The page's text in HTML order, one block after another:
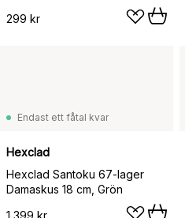
299 kr
Endast ett fåtal kvar
Hexclad
Hexclad Santoku 67-lager
Damaskus 18 cm, Grön
1 399 kr